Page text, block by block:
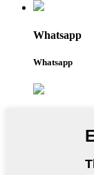
Whatsapp
Whatsapp